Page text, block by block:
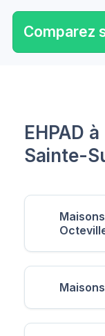
Comparez
EHPAD
Sainte-